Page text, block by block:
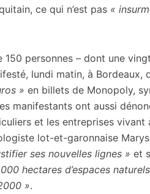
ce qui n’est pas «
personnes – dont une
lundi matin, à Bordeaux,
» en billets de Monopoly,
manifestants ont aussi
et les entreprises vivant
lot-et-garonnaise
ses nouvelles lignes » et
hectares d’espaces
».